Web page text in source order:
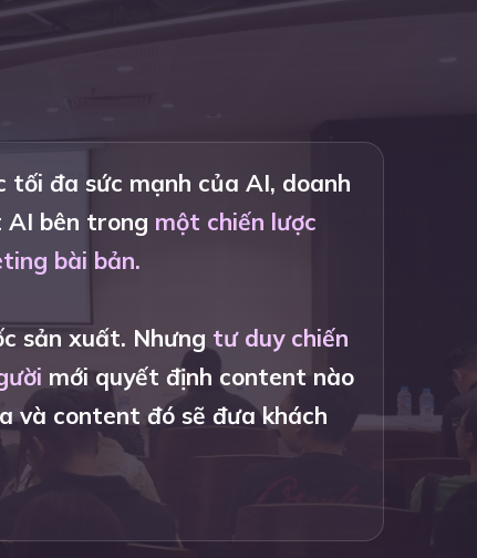
tối đa sức mạnh của AI, doanh
AI bên trong một chiến lược
bài bản.
sản xuất. Nhưng tư duy chiến
mới quyết định content nào
và content đó sẽ đưa khách